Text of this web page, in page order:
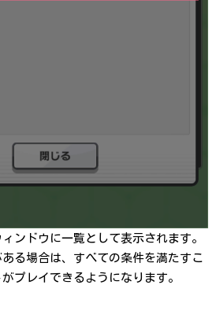
ンドウに一覧として表示されます。
る場合は、すべての条件を満たすこ
プレイできるようになります。